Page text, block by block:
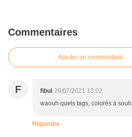
Commentaires
Ajouter un commentaire
F fibul 26/07/2021 13:02
waouh quels tags, colorés à
Répondre